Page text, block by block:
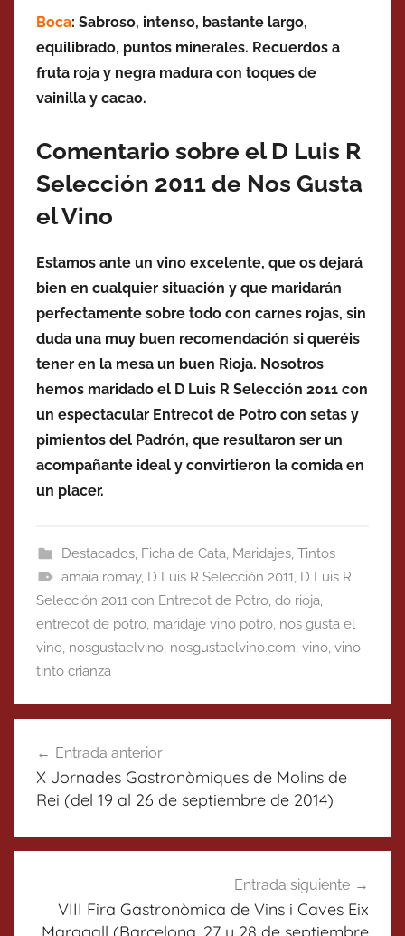
Boca: Sabroso, intenso, bastante largo,
equilibrado, puntos minerales. Recuerdos a
fruta roja y negra madura con toques de
vainilla y cacao.
Comentario sobre el D Luis R
Selección 2011 de Nos Gusta
el Vino
Estamos ante un vino excelente, que os dejará
bien en cualquier situación y que maridarán
perfectamente sobre todo con carnes rojas, sin
duda una muy buen recomendación si queréis
tener en la mesa un buen Rioja. Nosotros
hemos maridado el D Luis R Selección 2011 con
un espectacular Entrecot de Potro con setas y
pimientos del Padrón, que resultaron ser un
acompañante ideal y convirtieron la comida en
un placer.
Destacados, Ficha de Cata, Maridajes, Tintos
amaia romay, D Luis R Selección 2011, D Luis R
Selección 2011 con Entrecot de Potro, do rioja,
entrecot de potro, maridaje vino potro, nos gusta el
vino, nosgustaelvino, nosgustaelvino.com, vino, vino
tinto crianza
de
entradas
Entrada anterior
X Jornades Gastronòmiques de Molins de
Rei (del 19 al 26 de septiembre de 2014)
Entrada siguiente
VIII Fira Gastronòmica de Vins i Caves Eix
Maragall (Barcelona, 27 y 28 de septiembre